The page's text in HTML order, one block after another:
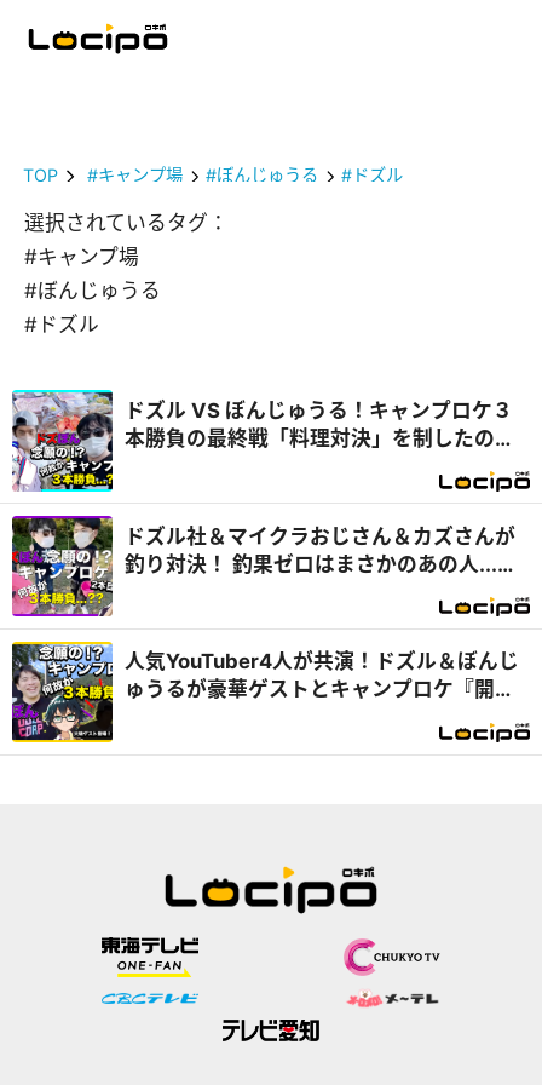
TOP #キャンプ場 #ぼんじゅうる #ドズル
選択されているタグ：
#キャンプ場
#ぼんじゅうる
#ドズル
ドズル VS ぼんじゅうる！キャンプロケ３
本勝負の最終戦「料理対決」を制したの
ドズル社＆マイクラおじさん＆カズさんが
釣り対決！ 釣果ゼロはまさかのあの人...
人気YouTuber4人が共演！ドズル＆ぼんじ
ゅうるが豪華ゲストとキャンプロケ『開